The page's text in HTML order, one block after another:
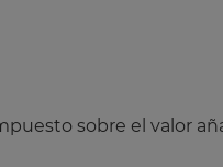
sobre el valor